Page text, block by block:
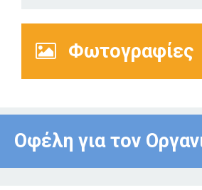
Φωτογραφίες
Οφέλη για τον